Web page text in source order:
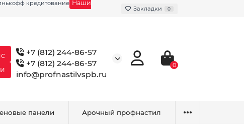
кредитование Наши
Закладки 0
+7 (812) 244-86-57
+7 (812) 244-86-57
info@profnastilvspb.ru
0
панели Арочный профнастил